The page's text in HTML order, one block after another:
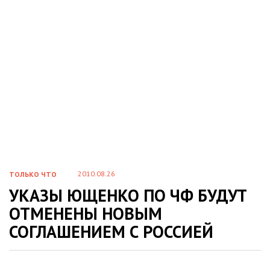
ТОЛЬКО ЧТО 2010.08.26
УКАЗЫ ЮЩЕНКО ПО ЧФ БУДУТ
ОТМЕНЕНЫ НОВЫМ
СОГЛАШЕНИЕМ С РОССИЕЙ